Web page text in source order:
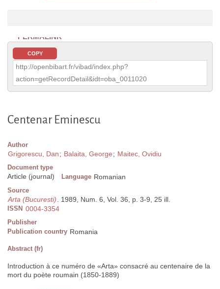
PERMALINK
COPY
http://openbibart.fr/vibad/index.php?
action=getRecordDetail&idt=oba_0011020
Centenar Eminescu
Author
Grigorescu, Dan; Balaita, George; Maitec, Ovidiu
Document type
Article (journal) Language Romanian
Source
Arta (Bucuresti). 1989, Num. 6, Vol. 36, p. 3-9, 25 ill.
ISSN 0004-3354
Publisher
Publication country Romania
Abstract (fr)
Introduction à ce numéro de «Arta» consacré au centenaire de la
mort du poète roumain (1850-1889)